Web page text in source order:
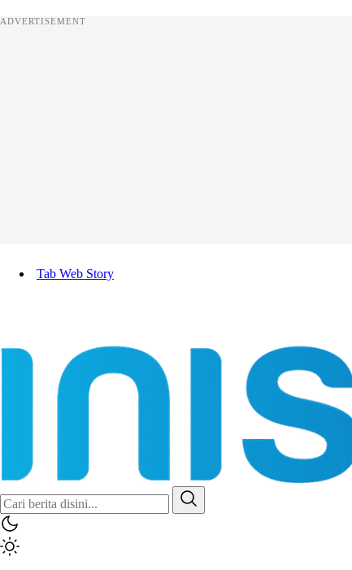
ADVERTISEMENT
Tab Web Story
Inisiatif.co
Stay Connected Stay Informed